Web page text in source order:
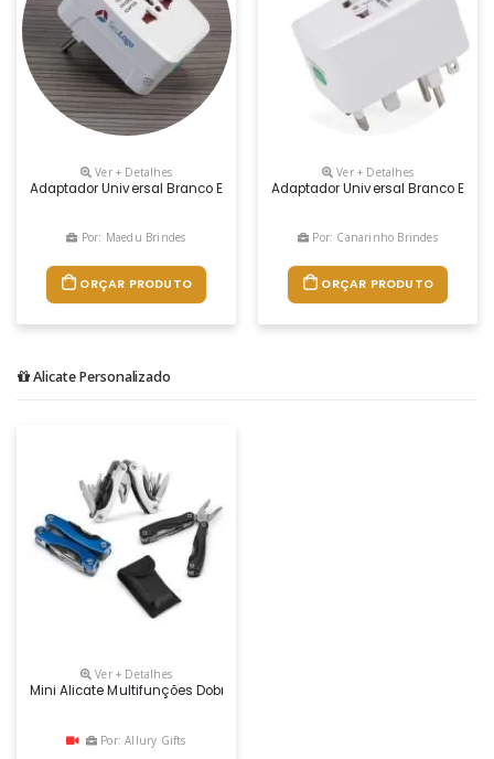
Ver + Detalhes
Adaptador Universal Branco Em Plástico Resistente.possui Plug
Por: Maedu Brindes
ORÇAR PRODUTO
Ver + Detalhes
Adaptador Universal Branco Em
Por: Canarinho Brindes
ORÇAR PRODUTO
Alicate Personalizado
Ver + Detalhes
Mini Alicate Multifunções Dobrável Em Aço Inox E Alumínio Com 9
Por: Allury Gifts